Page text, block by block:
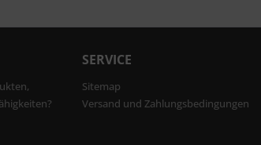
SERVICE
Sitemap
Versand und Zahlungsbedingungen